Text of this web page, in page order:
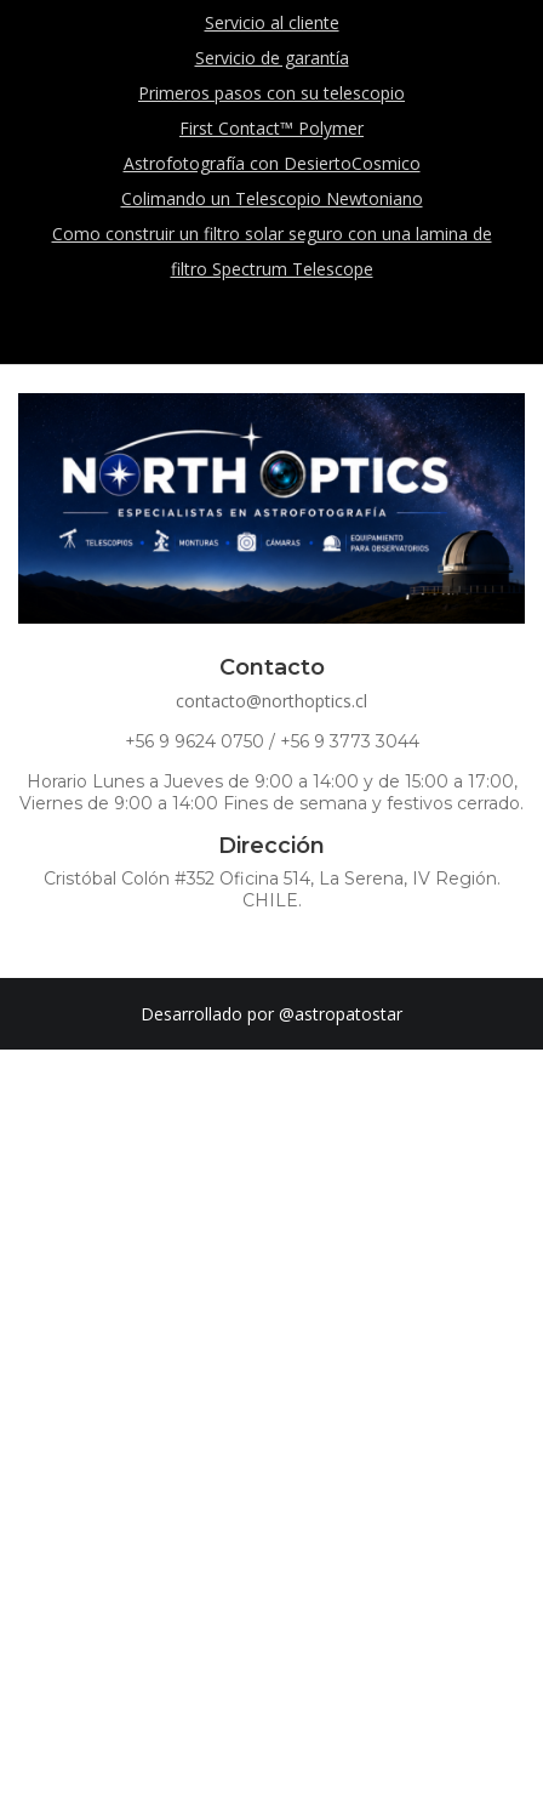
Servicio al cliente
Servicio de garantía
Primeros pasos con su telescopio
First Contact™ Polymer
Astrofotografía con DesiertoCosmico
Colimando un Telescopio Newtoniano
Como construir un filtro solar seguro con una lamina de
filtro Spectrum Telescope
Contacto
contacto@northoptics.cl
+56 9 9624 0750 / +56 9 3773 3044
Horario Lunes a Jueves de 9:00 a 14:00 y de 15:00 a 17:00,
Viernes de 9:00 a 14:00 Fines de semana y festivos cerrado.
Dirección
Cristóbal Colón #352 Oficina 514, La Serena, IV Región.
CHILE.
Desarrollado por @astropatostar